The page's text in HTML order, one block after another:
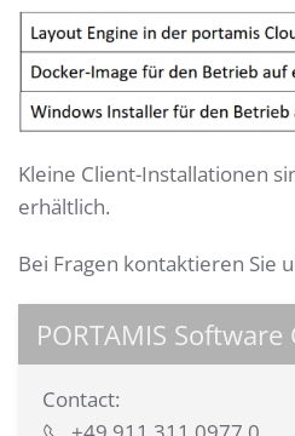
Kleine Client-Installationen
erhältlich.
Bei Fragen kontaktieren Sie
PORTAMIS Software
Contact: